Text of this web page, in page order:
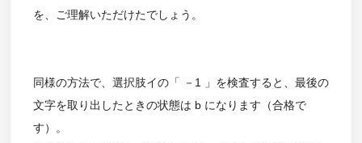
を、ご理解いただけたでしょう。
同様の方法で、選択肢イの「 －1 」を検査すると、最後の
文字を取り出したときの状態は b になります（合格で
す）。